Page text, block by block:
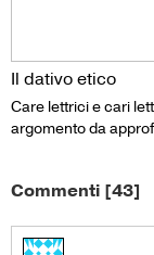
Il dativo etico
Care lettrici e cari
argomento da
Commenti [43]